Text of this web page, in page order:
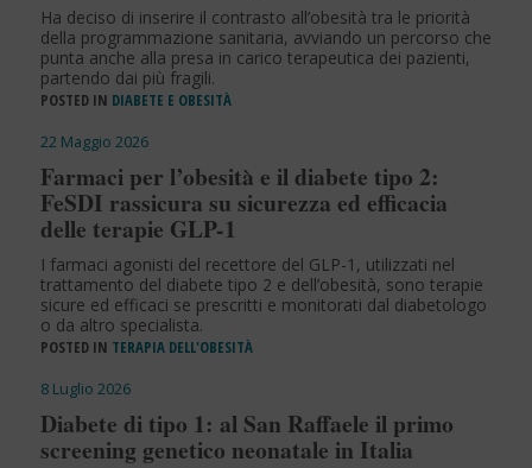
Ha deciso di inserire il contrasto all’obesità tra le priorità
della programmazione sanitaria, avviando un percorso che
punta anche alla presa in carico terapeutica dei pazienti,
partendo dai più fragili.
POSTED IN DIABETE E OBESITÀ
22 Maggio 2026
Farmaci per l’obesità e il diabete tipo 2:
FeSDI rassicura su sicurezza ed efficacia
delle terapie GLP-1
I farmaci agonisti del recettore del GLP-1, utilizzati nel
trattamento del diabete tipo 2 e dell’obesità, sono terapie
sicure ed efficaci se prescritti e monitorati dal diabetologo
o da altro specialista.
POSTED IN TERAPIA DELL'OBESITÀ
8 Luglio 2026
Diabete di tipo 1: al San Raffaele il primo
screening genetico neonatale in Italia